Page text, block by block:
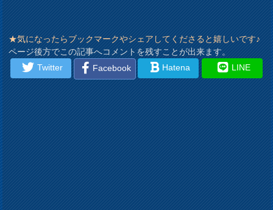
★気になったらブックマークやシェアしてくださると嬉しいです♪
ページ後方でこの記事へコメントを残すことが出来ます。
Twitter
Facebook Hatena LINE